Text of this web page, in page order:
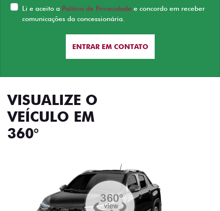
Li e aceito a Política de Privacidade e concordo em receber
comunicações da concessionária.
ENTRAR EM CONTATO
VISUALIZE O
VEÍCULO EM
360°